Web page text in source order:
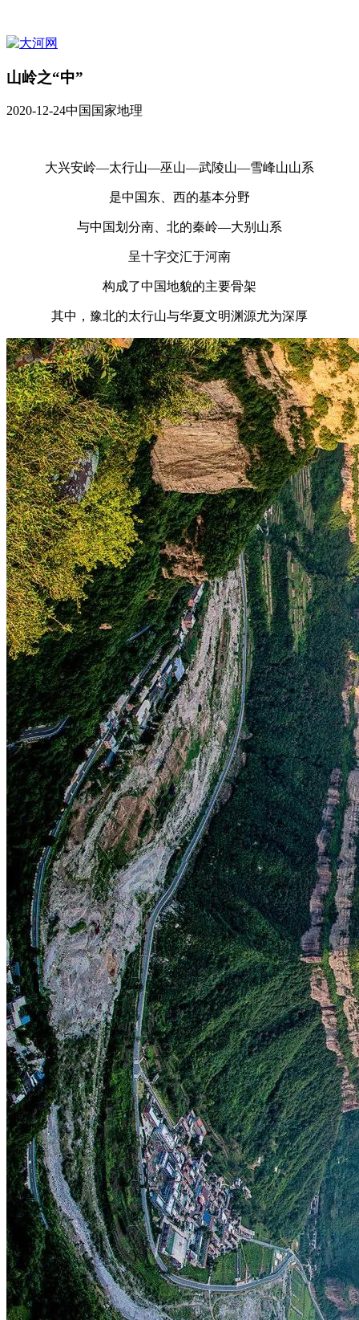
山岭之“中”
2020-12-24中国国家地理
大兴安岭—太行山—巫山—武陵山—雪峰山山系
是中国东、西的基本分野
与中国划分南、北的秦岭—大别山系
呈十字交汇于河南
构成了中国地貌的主要骨架
其中，豫北的太行山与华夏文明渊源尤为深厚